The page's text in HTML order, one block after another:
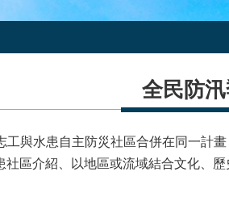
全民防汛
與水患自主防災社區合併在同一計
區介紹、以地區或流域結合文化、